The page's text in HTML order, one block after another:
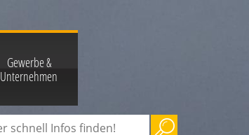
Gewerbe &
Unternehmen